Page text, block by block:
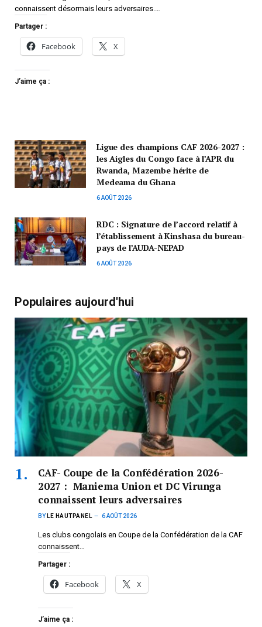
connaissent désormais leurs adversaires.…
Partager :
Facebook X
J’aime ça :
Ligue des champions CAF 2026-2027 :
les Aigles du Congo face à l’APR du
Rwanda, Mazembe hérite de
Medeama du Ghana
6 AOÛT 2026
RDC : Signature de l’accord relatif à
l’établissement à Kinshasa du bureau-
pays de l’AUDA-NEPAD
6 AOÛT 2026
Populaires aujourd'hui
CAF- Coupe de la Confédération 2026-
2027 : Maniema Union et DC Virunga
connaissent leurs adversaires
BY LE HAUTPANEL 6 AOÛT 2026
Les clubs congolais en Coupe de la Confédération de la CAF
connaissent…
Partager :
Facebook X
J’aime ça :